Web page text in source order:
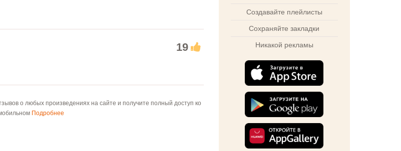
19
о любых произведениях на сайте и получите полный доступ ко
Подробнее
Создавайте плейлисты
Сохраняйте закладки
Никакой рекламы